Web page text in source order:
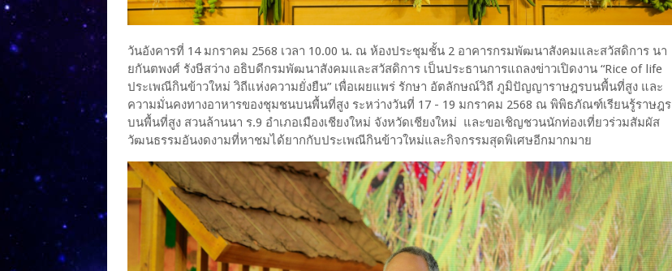
วันอังคารที่ 14 มกราคม 2568 เวลา 10.00 น. ณ ห้องประชุมชั้น 2 อาคารกรมพัฒนาสังคมและสวัสดิการ นา
ยกันตพงศ์ รังษีสว่าง อธิบดีกรมพัฒนาสังคมและสวัสดิการ เป็นประธานการแถลงข่าวเปิดงาน “Rice of life
ประเพณีกินข้าวใหม่ วิถีแห่งความยั่งยืน” เพื่อเผยแพร่ รักษา อัตลักษณ์วิถี ภูมิปัญญาราษฎรบนพื้นที่สูง และ
ความมั่นคงทางอาหารของชุมชนบนพื้นที่สูง ระหว่างวันที่ 17 - 19 มกราคม 2568 ณ พิพิธภัณฑ์เรียนรู้ราษฎร
บนพื้นที่สูง สวนล้านนา ร.9 อำเภอเมืองเชียงใหม่ จังหวัดเชียงใหม่ และขอเชิญชวนนักท่องเที่ยวร่วมสัมผัส
วัฒนธรรมอันงดงามที่หาชมได้ยากกับประเพณีกินข้าวใหม่และกิจกรรมสุดพิเศษอีกมากมาย